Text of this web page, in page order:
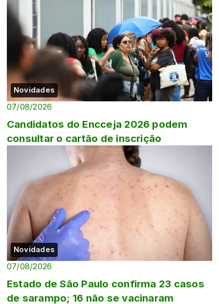
Novidades
07/08/2026
Candidatos do Encceja 2026 podem
consultar o cartão de inscrição
Novidades
07/08/2026
Estado de São Paulo confirma 23 casos
de sarampo; 16 não se vacinaram